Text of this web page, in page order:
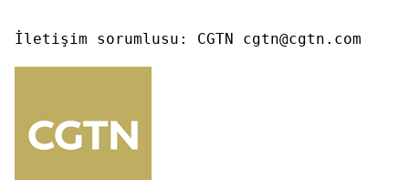
İletişim sorumlusu: CGTN cgtn@cgtn.com